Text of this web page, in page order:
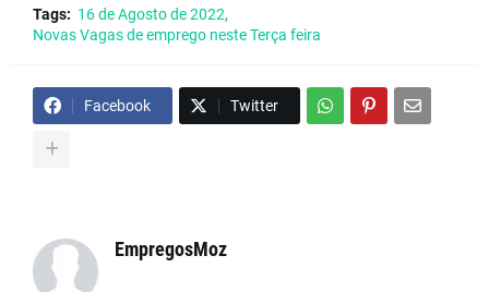
Tags: 16 de Agosto de 2022
Novas Vagas de emprego neste Terça feira
Facebook Twitter
EmpregosMoz